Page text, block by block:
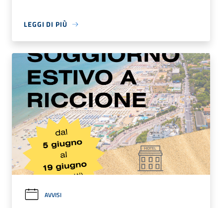
LEGGI DI PIÙ
AVVISI